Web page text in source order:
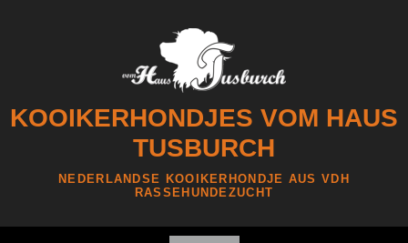
KOOIKERHONDJES VOM HAUS
TUSBURCH
NEDERLANDSE KOOIKERHONDJE AUS VDH
RASSEHUNDEZUCHT